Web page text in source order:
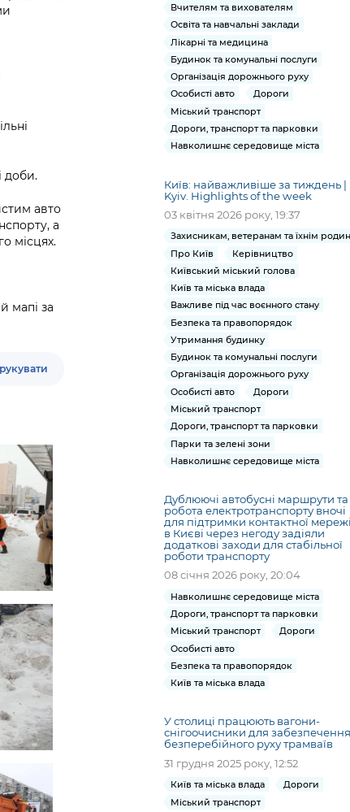
доби.
авто
а
місцях.
мапі за
Вчителям та вихователям
Освіта та навчальні заклади
Лікарні та медицина
Будинок та комунальні послуги
Організація дорожнього руху
Особисті авто
Дороги
Міський транспорт
Дороги, транспорт та парковки
Навколишнє середовище міста
Київ: найважливіше за тиждень |
Kyiv. Highlights of the week
03 квітня 2026 року, 19:37
Захисникам, ветеранам та їхнім
Про Київ
Керівництво
Київський міський голова
Київ та міська влада
Важливе під час воєнного стану
Безпека та правопорядок
Утримання будинку
Будинок та комунальні послуги
Організація дорожнього руху
Особисті авто
Дороги
Міський транспорт
Дороги, транспорт та парковки
Парки та зелені зони
Навколишнє середовище міста
Дублюючі автобусні маршрути та
робота електротранспорту вночі
для підтримки контактної
в Києві через негоду задіяли
додаткові заходи для стабільної
роботи транспорту
08 січня 2026 року, 20:04
Навколишнє середовище міста
Дороги, транспорт та парковки
Міський транспорт
Дороги
Особисті авто
Безпека та правопорядок
Київ та міська влада
У столиці працюють вагони-
снігоочисники для забезпечення
безперебійного руху трамваїв
31 грудня 2025 року, 12:52
Київ та міська влада
Дороги
Міський транспорт